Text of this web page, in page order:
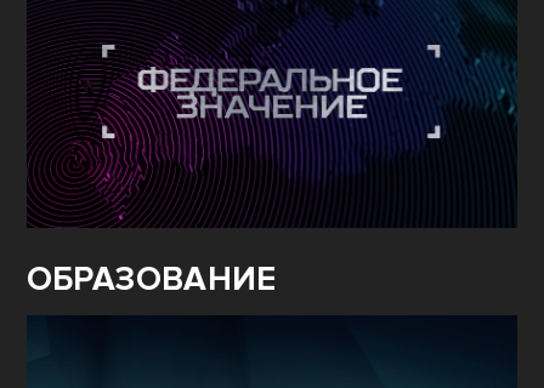
ОБРАЗОВАНИЕ